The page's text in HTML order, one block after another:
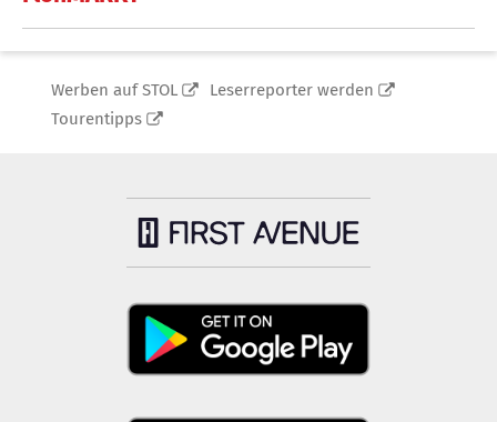
Werben auf STOL
Leserreporter werden
Tourentipps